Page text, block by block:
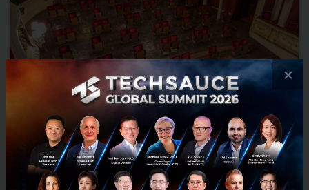
โรงละคร Berliner Ensemble เปลี่ยนโฉมใหม่เอาที่นั่งออกตอบ
รับผู้ชมในยุค Social Distancing
×